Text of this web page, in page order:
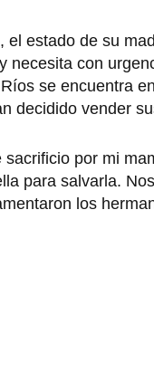
el estado de su
necesita con
se encuentra
decidido vender
por mi
para salvarla.
los